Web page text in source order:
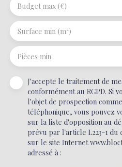
Budget max (€)
Surface min (m²)
Pièces min
J'accepte le traitement de
conformément au RGPD. Si
l'objet de prospection
téléphonique, vous pouvez
sur la liste d'opposition au
prévu par l'article L223-1 du
sur le site Internet
adressé à :